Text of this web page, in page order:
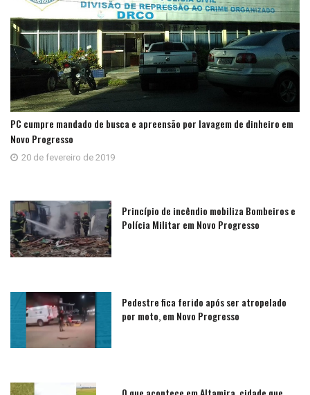
PC cumpre mandado de busca e apreensão por lavagem de dinheiro em
Novo Progresso
20 de fevereiro de 2019
Princípio de incêndio mobiliza Bombeiros e
Polícia Militar em Novo Progresso
Pedestre fica ferido após ser atropelado
por moto, em Novo Progresso